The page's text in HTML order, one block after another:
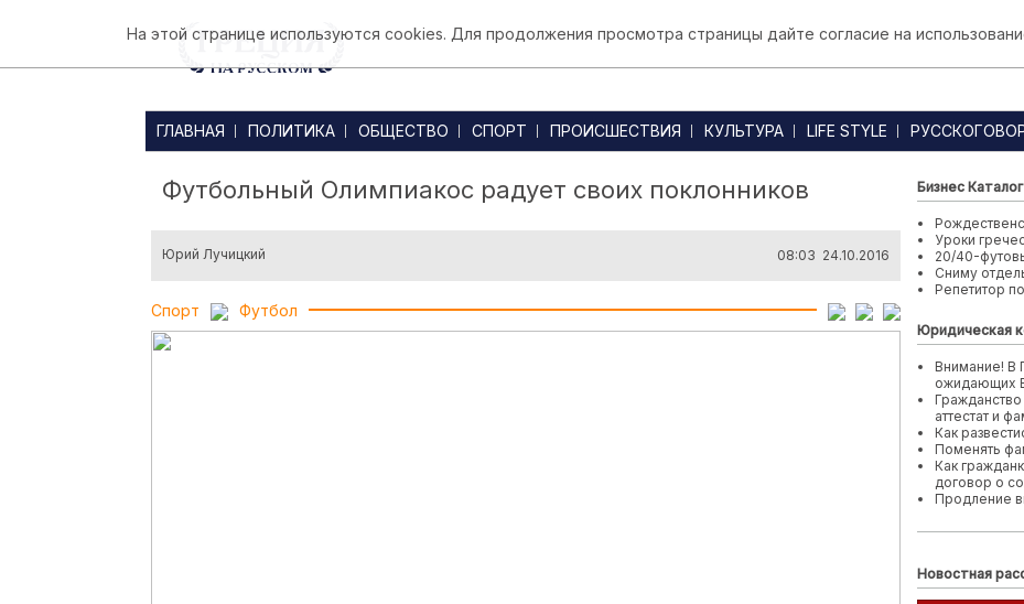
ГЛАВНАЯ ПОЛИТИКА ОБЩЕСТВО СПОРТ ПРОИСШЕСТВИЯ КУЛЬТУРА LIFE STYLE
Футбольный Олимпиакос радует своих поклонников
Юрий Лучицкий 08:03 24.10.2016
Спорт Футбол
Бизнес
Уроки
20/40-
Сниму
Репетитор
Юридическая
Внимание! В
ожидающих
аттестат и
Как
Поменять
Как
договор о
Продление
Новостная
На этой странице используются cookies. Для продолжения просмотра страницы дайте согласие на